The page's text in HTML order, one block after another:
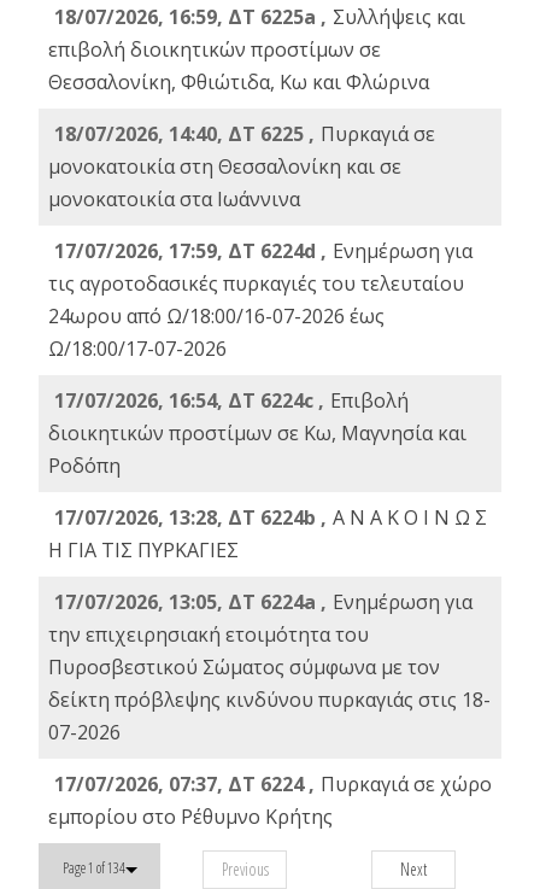
18/07/2026, 16:59, ΔT 6225a , Συλλήψεις και
επιβολή διοικητικών προστίμων σε
Θεσσαλονίκη, Φθιώτιδα, Κω και Φλώρινα
18/07/2026, 14:40, ΔΤ 6225 , Πυρκαγιά σε
μονοκατοικία στη Θεσσαλονίκη και σε
μονοκατοικία στα Ιωάννινα
17/07/2026, 17:59, ΔΤ 6224d , Ενημέρωση για
τις αγροτοδασικές πυρκαγιές του τελευταίου
24ωρου από Ω/18:00/16-07-2026 έως
Ω/18:00/17-07-2026
17/07/2026, 16:54, ΔΤ 6224c , Επιβολή
διοικητικών προστίμων σε Κω, Μαγνησία και
Ροδόπη
17/07/2026, 13:28, ΔΤ 6224b , Α Ν Α Κ Ο Ι Ν Ω Σ
Η ΓΙΑ ΤΙΣ ΠΥΡΚΑΓΙΕΣ
17/07/2026, 13:05, ΔΤ 6224a , Ενημέρωση για
την επιχειρησιακή ετοιμότητα του
Πυροσβεστικού Σώματος σύμφωνα με τον
δείκτη πρόβλεψης κινδύνου πυρκαγιάς στις 18-
07-2026
17/07/2026, 07:37, ΔΤ 6224 , Πυρκαγιά σε χώρο
εμπορίου στο Ρέθυμνο Κρήτης
Page 1 of 134 Previous Next